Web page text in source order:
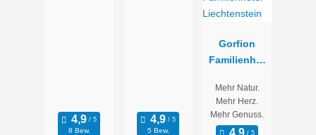
8 Bew. 5 Bew.
Gorfion
Familienhot
Liechtenstei
Mehr Natur.
Mehr Herz.
Mehr Genuss.